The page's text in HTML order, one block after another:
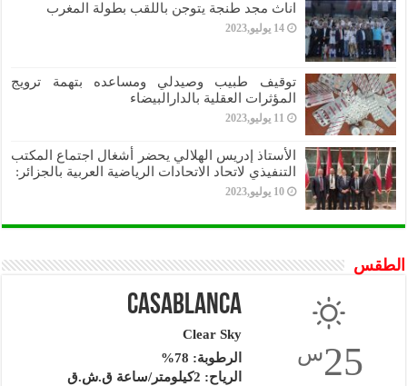
اناث مجد طنجة يتوجن باللقب بطولة المغرب
14 يوليو,2023
توقيف طبيب وصيدلي ومساعده بتهمة ترويج
المؤثرات العقلية بالدارالبيضاء
11 يوليو,2023
الأستاذ إدريس الهلالي يحضر أشغال اجتماع المكتب
التنفيذي لاتحاد الاتحادات الرياضية العربية بالجزائر:
10 يوليو,2023
الطقس
25س
Casablanca
Clear Sky
الرطوبة: 78%
الرياح: 2كيلومتر/ساعة ق.ش.ق‎